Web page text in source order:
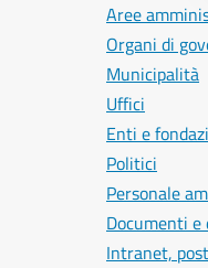
Aree
Organi di
Municipalità
Uffici
Enti e
Politici
Personale
Documenti e
Intranet,